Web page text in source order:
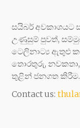
සයිබර් අවකාශයට
උණුසුම් පුවත්, සම්මුඛ
ටෙලිනාට්‍ය ඇතුළු
තොරතුරු, නවකතා,
තුළින් ජනගත කිරීම.
Contact us: